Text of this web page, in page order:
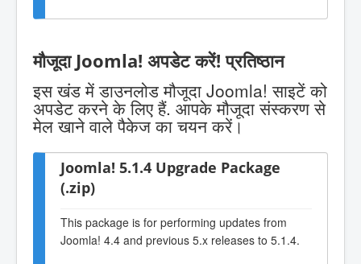
मौजूदा Joomla! अपडेट करें! प्रतिष्ठान
इस खंड में डाउनलोड मौजूदा Joomla! साइटें को
अपडेट करने के लिए हैं. आपके मौजूदा संस्करण से
मेल खाने वाले पैकेज का चयन करें।
Joomla! 5.1.4 Upgrade Package
(.zip)
This package is for performing updates from
Joomla! 4.4 and previous 5.x releases to 5.1.4.